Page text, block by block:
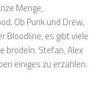
Menge,
Ob Punk und Drew,
Bloodline, es gibt viele
brodeln. Stefan, Alex
einiges zu erzählen.